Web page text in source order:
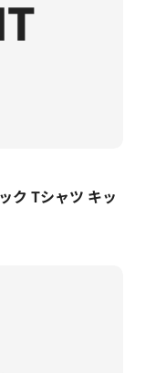
ク Tシャツ キッ